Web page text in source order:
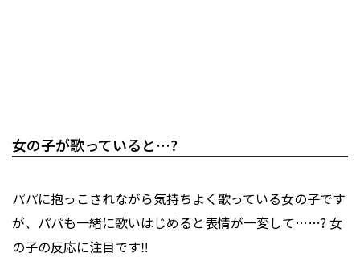
女の子が歌っていると…?
パパに抱っこされながら気持ちよく歌っている女の子です
が、パパも一緒に歌いはじめると表情が一変して……? 女
の子の反応に注目です‼